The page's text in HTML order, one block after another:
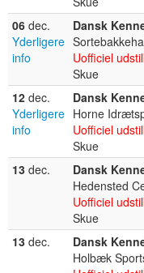
06 dec.
Yderligere
info
Dansk
Uofficiel
Skue
12 dec.
Yderligere
info
Dansk
Horne
Uofficiel
Skue
13 dec. Dansk
Hedensted
Uofficiel
Skue
13 dec. Dansk
Holbæk